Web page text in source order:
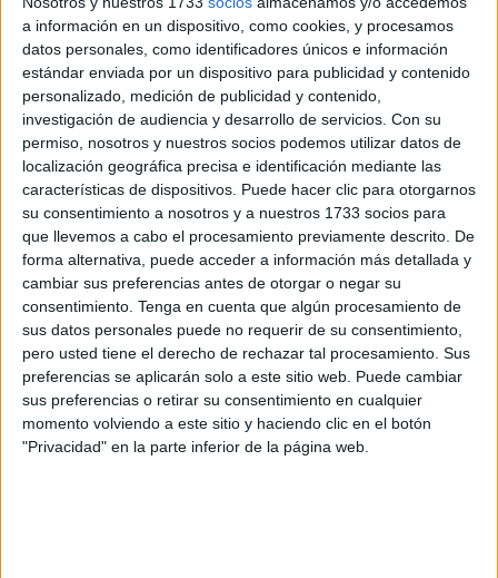
a información en un dispositivo, como cookies, y procesamos
datos personales, como identificadores únicos e información
estándar enviada por un dispositivo para publicidad y contenido
personalizado, medición de publicidad y contenido,
investigación de audiencia y desarrollo de servicios. Con su
permiso, nosotros y nuestros socios podemos utilizar datos de
localización geográfica precisa e identificación mediante las
características de dispositivos. Puede hacer clic para otorgarnos
su consentimiento a nosotros y a nuestros 1733 socios para
que llevemos a cabo el procesamiento previamente descrito. De
forma alternativa, puede acceder a información más detallada y
cambiar sus preferencias antes de otorgar o negar su
consentimiento. Tenga en cuenta que algún procesamiento de
sus datos personales puede no requerir de su consentimiento,
pero usted tiene el derecho de rechazar tal procesamiento. Sus
preferencias se aplicarán solo a este sitio web. Puede cambiar
sus preferencias o retirar su consentimiento en cualquier
momento volviendo a este sitio y haciendo clic en el botón
"Privacidad" en la parte inferior de la página web.
normalidad. Con la gente ya en las calles, los delitos en
Ceuta se han incrementado un 6,2% en los tres primeros
meses del año respecto a los de 2021, aunque con
algunos detalles llamativos como el descenso del
narcotráfico o de sustracción de vehículos.
El Ministerio del Interior ha hecho hoy público este informe
correspondiente al primer trimestre del ejercicio en el que
analiza la evolución de la criminalidad en todas las
provincias españolas conforme a los datos oficiales que le
ofrecen las Fuerzas y Cuerpos de Seguridad del Estado
Policía Nacional yGuardia Civil) así como los cuerpos
de la Policía Local que también suministran información.
Así, en este año de una mayor vuelta a la normalidad tras
el coronavirus, en tres meses ya se contabilizaron en
Ceuta un total de 891frente a los 839 del mismo periodo
del año anterior.